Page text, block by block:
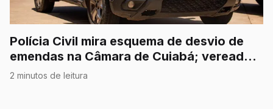
Polícia Civil mira esquema de desvio de
emendas na Câmara de Cuiabá; vereador
é afastado
2 minutos de leitura